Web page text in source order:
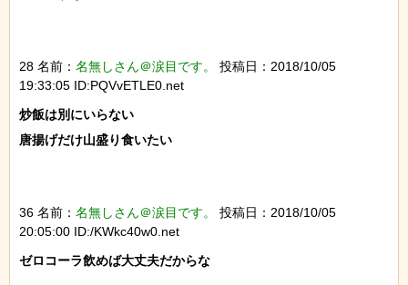
28 名前： 名無しさん＠涙目です。
投稿日：2018/10/05
19:33:05 ID:PQVvETLE0.net
炒飯は別にいらない
唐揚げだけ山盛り食いたい
36 名前： 名無しさん＠涙目です。
投稿日：2018/10/05
20:05:00 ID:/KWkc40w0.net
ゼロコーラ飲めば大丈夫だからな